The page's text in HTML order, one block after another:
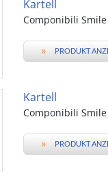
Kartell
Componibili
» PRODUKT
Kartell
Componibili
» PRODUKT